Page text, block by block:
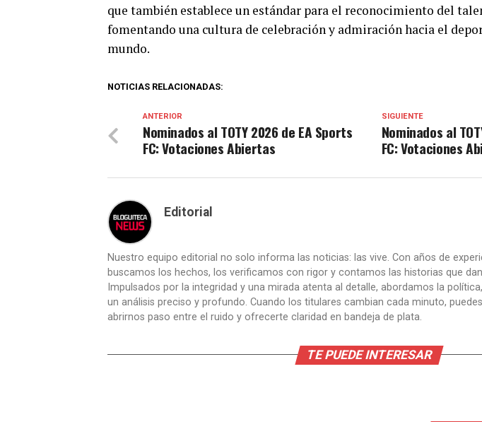
que también establece un estándar para el reconocimiento del
fomentando una cultura de celebración y admiración hacia el
mundo.
NOTICIAS RELACIONADAS:
SIGUIENTE
Nominados al
FC: Votaciones
ANTERIOR
Nominados al TOTY 2026 de EA Sports
FC: Votaciones Abiertas
Editorial
Nuestro equipo editorial no solo informa las noticias: las vive. Con años de
buscamos los hechos, los verificamos con rigor y contamos las historias que
Impulsados por la integridad y una mirada atenta al detalle, abordamos la
un análisis preciso y profundo. Cuando los titulares cambian cada minuto,
abrirnos paso entre el ruido y ofrecerte claridad en bandeja de plata.
TE PUEDE INTERESAR